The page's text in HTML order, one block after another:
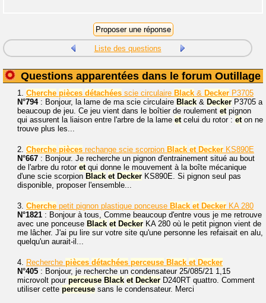
Liste des questions
Questions apparentées dans le forum Outillage
1. Cherche pièces détachées scie circulaire Black & Decker P3705
N°794: Bonjour, la lame de ma scie circulaire Black & Decker P3705 a
beaucoup de jeu. Ce jeu vient dans le boîtier de roulement etpignon
qui assurent la liaison entre l'arbre de la lame etcelui du rotor : eton ne
trouve plus les...
2. Cherche pièces rechange scie scorpion Black et Decker KS890E
N°667 : Bonjour. Je recherche un pignon d'entrainement situé au bout
de l'arbre du rotor etqui donne le mouvement à la boîte mécanique
d'une scie scorpion Black et Decker KS890E. Si pignon seul pas
disponible, proposer l'ensemble...
3. Cherche petit pignon plastique ponceuse Black et Decker KA 280
N°1821 : Bonjour à tous, Comme beaucoup d'entre vous je me retrouve
avec une ponceuse Black et Decker KA 280 où le petit pignon vient de
me lâcher. J'ai pu lire sur votre site qu'une personne les refaisait en alu,
quelqu'un aurait-il...
4. Recherche pièces détachées perceuse Black et Decker
N°405 : Bonjour, je recherche un condensateur 25/085/21 1,15
microvolt pour perceuse Black et Decker D240RT quattro. Comment
utiliser cette perceuse sans le condensateur. Merci